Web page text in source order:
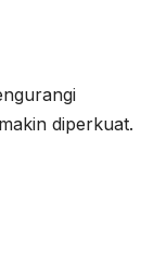
diperkuat.